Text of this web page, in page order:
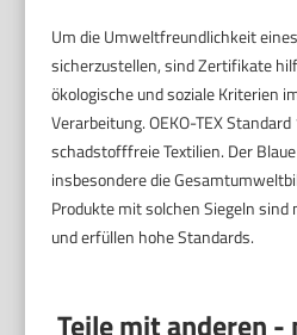
Um die Umweltfreundlichkeit
sicherzustellen, sind Zertifikate
ökologische und soziale Kriterien
Verarbeitung. OEKO-TEX
schadstofffreie Textilien. Der
insbesondere die
Produkte mit solchen Siegeln
und erfüllen hohe Standards.